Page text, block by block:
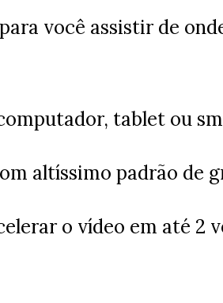
você assistir de
tablet ou
altíssimo padrão de
o vídeo em até 2